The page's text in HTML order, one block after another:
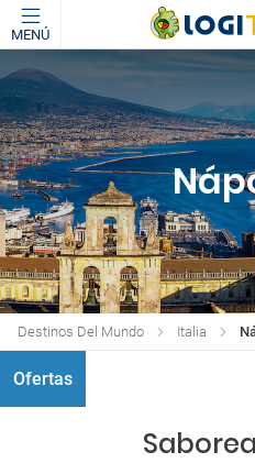
MENÚ
Italia
Destinos Del Mundo
Ofertas